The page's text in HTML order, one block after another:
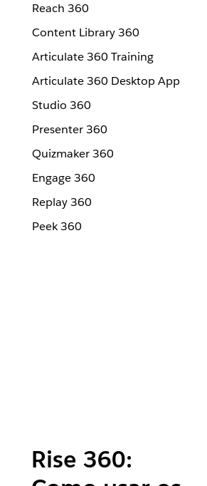
Reach 360
Content Library 360
Articulate 360 Training
Articulate 360 Desktop App
Studio 360
Presenter 360
Quizmaker 360
Engage 360
Replay 360
Peek 360
Rise 360: